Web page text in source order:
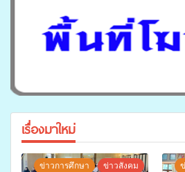
เรื่องมาใหม่
ข่าวการศึกษา ข่าวสังคม